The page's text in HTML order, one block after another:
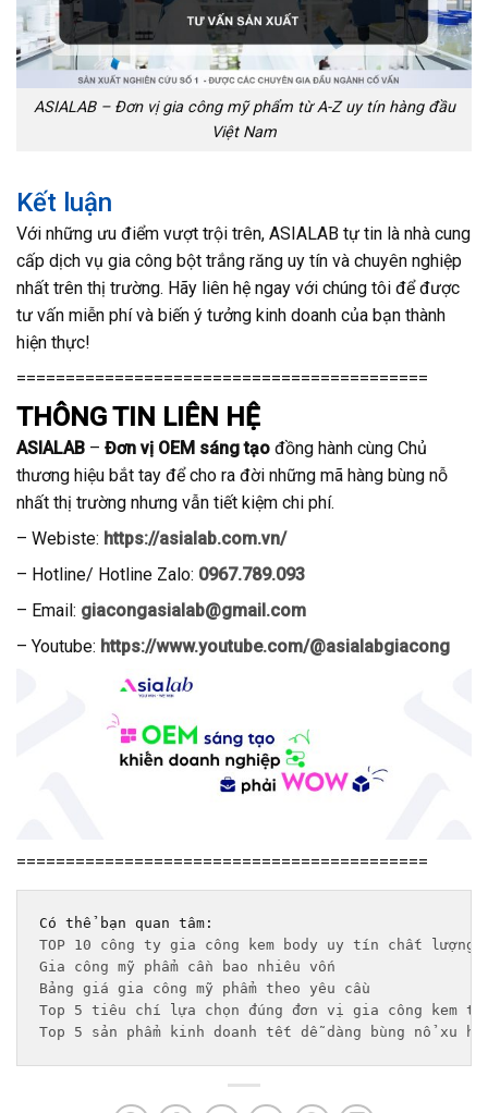
ASIALAB – Đơn vị gia công mỹ phẩm từ A-Z uy tín hàng đầu
Việt Nam
Kết luận
Với những ưu điểm vượt trội trên, ASIALAB tự tin là nhà cung
cấp dịch vụ gia công bột trắng răng uy tín và chuyên nghiệp
nhất trên thị trường. Hãy liên hệ ngay với chúng tôi để được
tư vấn miễn phí và biến ý tưởng kinh doanh của bạn thành
hiện thực!
==========================================
THÔNG TIN LIÊN HỆ
ASIALAB – Đơn vị OEM sáng tạo đồng hành cùng Chủ
thương hiệu bắt tay để cho ra đời những mã hàng bùng nỗ
nhất thị trường nhưng vẫn tiết kiệm chi phí.
– Webiste: https://asialab.com.vn/
– Hotline/ Hotline Zalo: 0967.789.093
– Email: giacongasialab@gmail.com
– Youtube: https://www.youtube.com/@asialabgiacong
==========================================
TOP 10 công ty gia công kem body uy tín chất lượng
Gia công mỹ phẩm cần bao nhiêu vốn
Bảng giá gia công mỹ phẩm theo yêu cầu
Top 5 tiêu chí lựa chọn đúng đơn vị gia công kem
Top 5 sản phẩm kinh doanh tết dễ dàng bùng nổ xu